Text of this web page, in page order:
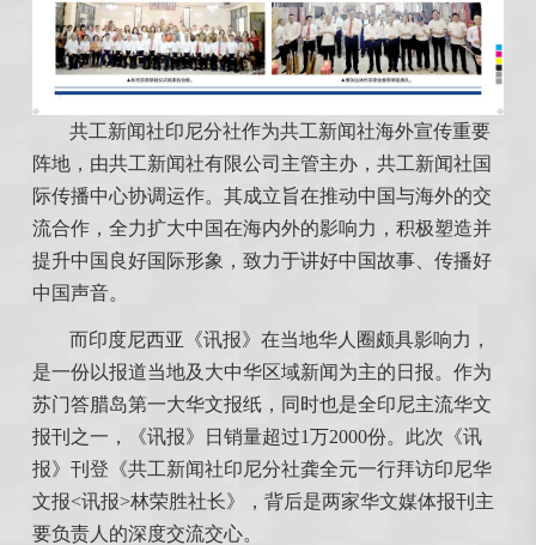
共工新闻社印尼分社作为共工新闻社海外宣传重要
阵地，由共工新闻社有限公司主管主办，共工新闻社国
际传播中心协调运作。其成立旨在推动中国与海外的交
流合作，全力扩大中国在海内外的影响力，积极塑造并
提升中国良好国际形象，致力于讲好中国故事、传播好
中国声音。
而印度尼西亚《讯报》在当地华人圈颇具影响力，
是一份以报道当地及大中华区域新闻为主的日报。作为
苏门答腊岛第一大华文报纸，同时也是全印尼主流华文
报刊之一，《讯报》日销量超过1万2000份。此次《讯
报》刊登《共工新闻社印尼分社龚全元一行拜访印尼华
文报<讯报>林荣胜社长》，背后是两家华文媒体报刊主
要负责人的深度交流交心。